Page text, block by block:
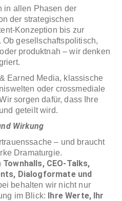
in allen Phasen der
der strategischen
Konzeption bis zur
gesellschaftspolitisch,
produktnah – wir denken
Earned Media, klassische
oder crossmediale
sorgen dafür, dass Ihre
geteilt wird.
Wirkung
– und braucht
Dramaturgie.
Townhalls, CEO-Talks,
Dialogformate und
behalten wir nicht nur
im Blick: Ihre Werte, Ihr